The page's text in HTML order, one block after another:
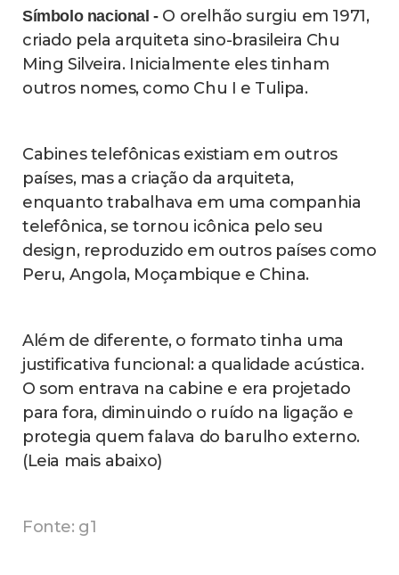
Símbolo nacional -O orelhão surgiu em 1971,
criado pela arquiteta sino-brasileira Chu
Ming Silveira. Inicialmente eles tinham
outros nomes, como Chu I e Tulipa.
Cabines telefônicas existiam em outros
países, mas a criação da arquiteta,
enquanto trabalhava em uma companhia
telefônica, se tornou icônica pelo seu
design, reproduzido em outros países como
Peru, Angola, Moçambique e China.
Além de diferente, o formato tinha uma
justificativa funcional: a qualidade acústica.
O som entrava na cabine e era projetado
para fora, diminuindo o ruído na ligação e
protegia quem falava do barulho externo.
(Leia mais abaixo)
Fonte: g1